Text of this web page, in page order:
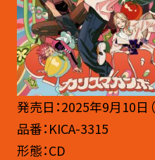
発売日：2025年9月10日（
品番：KICA-3315
形態：CD